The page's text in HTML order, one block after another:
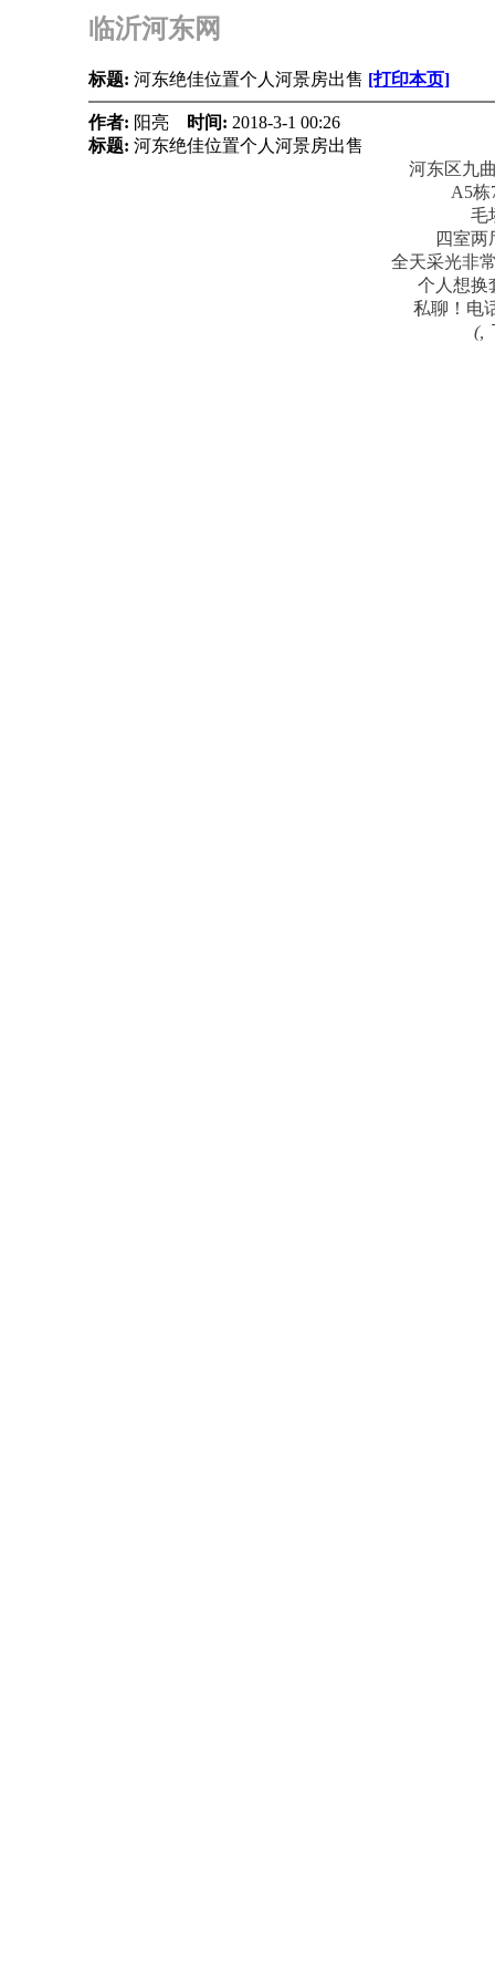
临沂河东网
标题: 河东绝佳位置个人河景房出售 [打印本页]
作者: 阳亮 时间: 2018-3-1 00:26
标题: 河东绝佳位置个人河景房出售
河东区九
A5栋
毛
四室两
全天采光非
个人想换
私聊！电
(,